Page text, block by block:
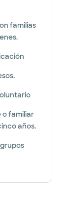
familias
o familiar
años.